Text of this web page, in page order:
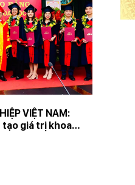
VIỆT NAM:
tạo giá trị khoa